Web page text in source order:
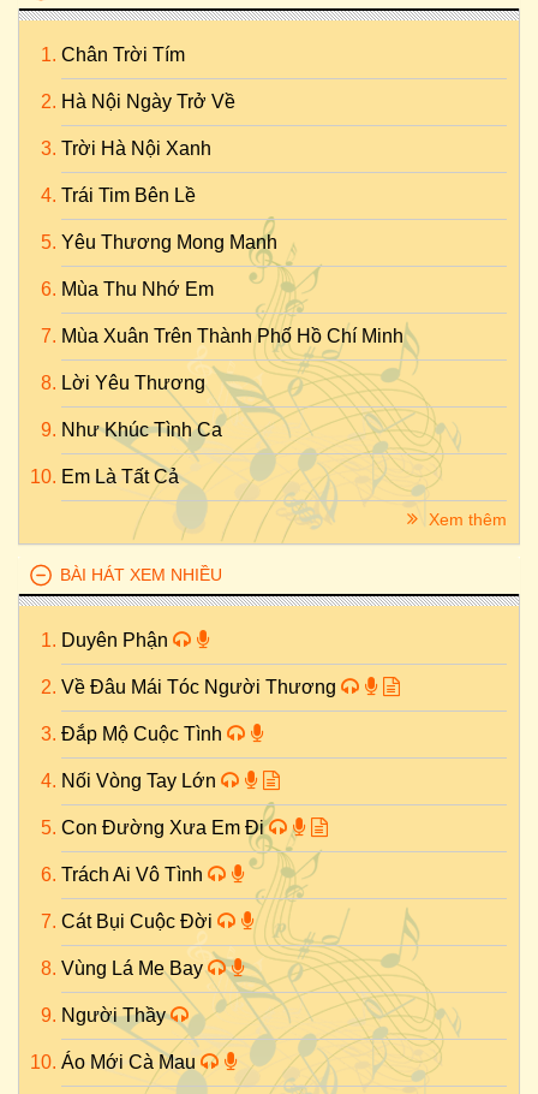
Chân Trời Tím
Hà Nội Ngày Trở Về
Trời Hà Nội Xanh
Trái Tim Bên Lề
Yêu Thương Mong Manh
Mùa Thu Nhớ Em
Mùa Xuân Trên Thành Phố Hồ Chí Minh
Lời Yêu Thương
Như Khúc Tình Ca
Em Là Tất Cả
Xem thêm
BÀI HÁT XEM NHIỀU
Duyên Phận
Về Đâu Mái Tóc Người Thương
Đắp Mộ Cuộc Tình
Nối Vòng Tay Lớn
Con Đường Xưa Em Đi
Trách Ai Vô Tình
Cát Bụi Cuộc Đời
Vùng Lá Me Bay
Người Thầy
Áo Mới Cà Mau